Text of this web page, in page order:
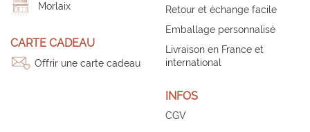
Morlaix
CARTE CADEAU
Offrir une carte cadeau
Retour et échange facile
Emballage personnalisé
Livraison en France et
international
INFOS
CGV